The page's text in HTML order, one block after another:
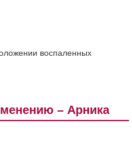
воспаленных
– Арника